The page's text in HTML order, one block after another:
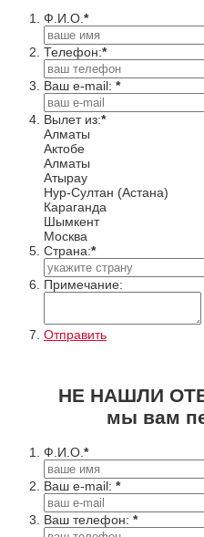
Ф.И.О. *
Телефон:*
Ваш e-mail: *
Вылет из:*
Алматы
Актобе
Алматы
Атырау
Нур-Султан (Астана)
Караганда
Шымкент
Москва
Cтрана:*
Примечание:
Отправить
НЕ НАШЛИ
мы вам
Ф.И.О. *
Ваш e-mail: *
Ваш телефон: *